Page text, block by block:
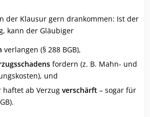
der Klausur gern drankommen: Ist der
kann der Gläubiger
verlangen (§ 288 BGB),
fordern (z. B. Mahn- und
und
ab Verzug verschärft – sogar für